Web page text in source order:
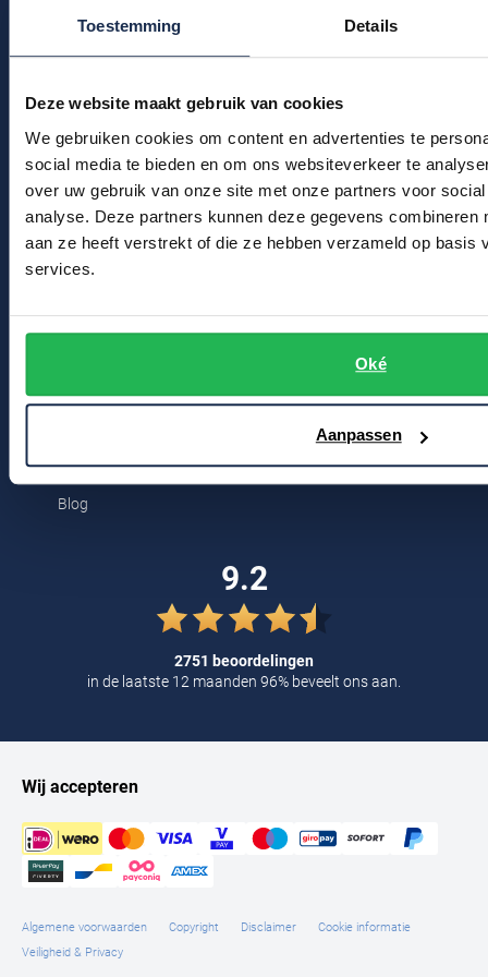
Toestemming Details
Deze website maakt gebruik van cookies
We gebruiken cookies om content en advertenties te
social media te bieden en om ons websiteverkeer te
over uw gebruik van onze site met onze partners voor
analyse. Deze partners kunnen deze gegevens combineren
aan ze heeft verstrekt of die ze hebben verzameld op basis
services.
Oké
Aanpassen
Profuomo
R2
Seidensticker
State of Art
Tommy Hilfiger
Vanguard
Replay
Schiesser
Seidensticker
Thomas Maine
Tommy Hilfiger
William Lockie
Winkel
Winkel & Openingstijden
Contact
Breestraat 152 - 154
Kortingscode
Blog
9.2
2751 beoordelingen
in de laatste 12 maanden 96% beveelt ons aan.
Wij accepteren
Algemene voorwaarden Copyright Disclaimer
Cookie informatie
Veiligheid & Privacy